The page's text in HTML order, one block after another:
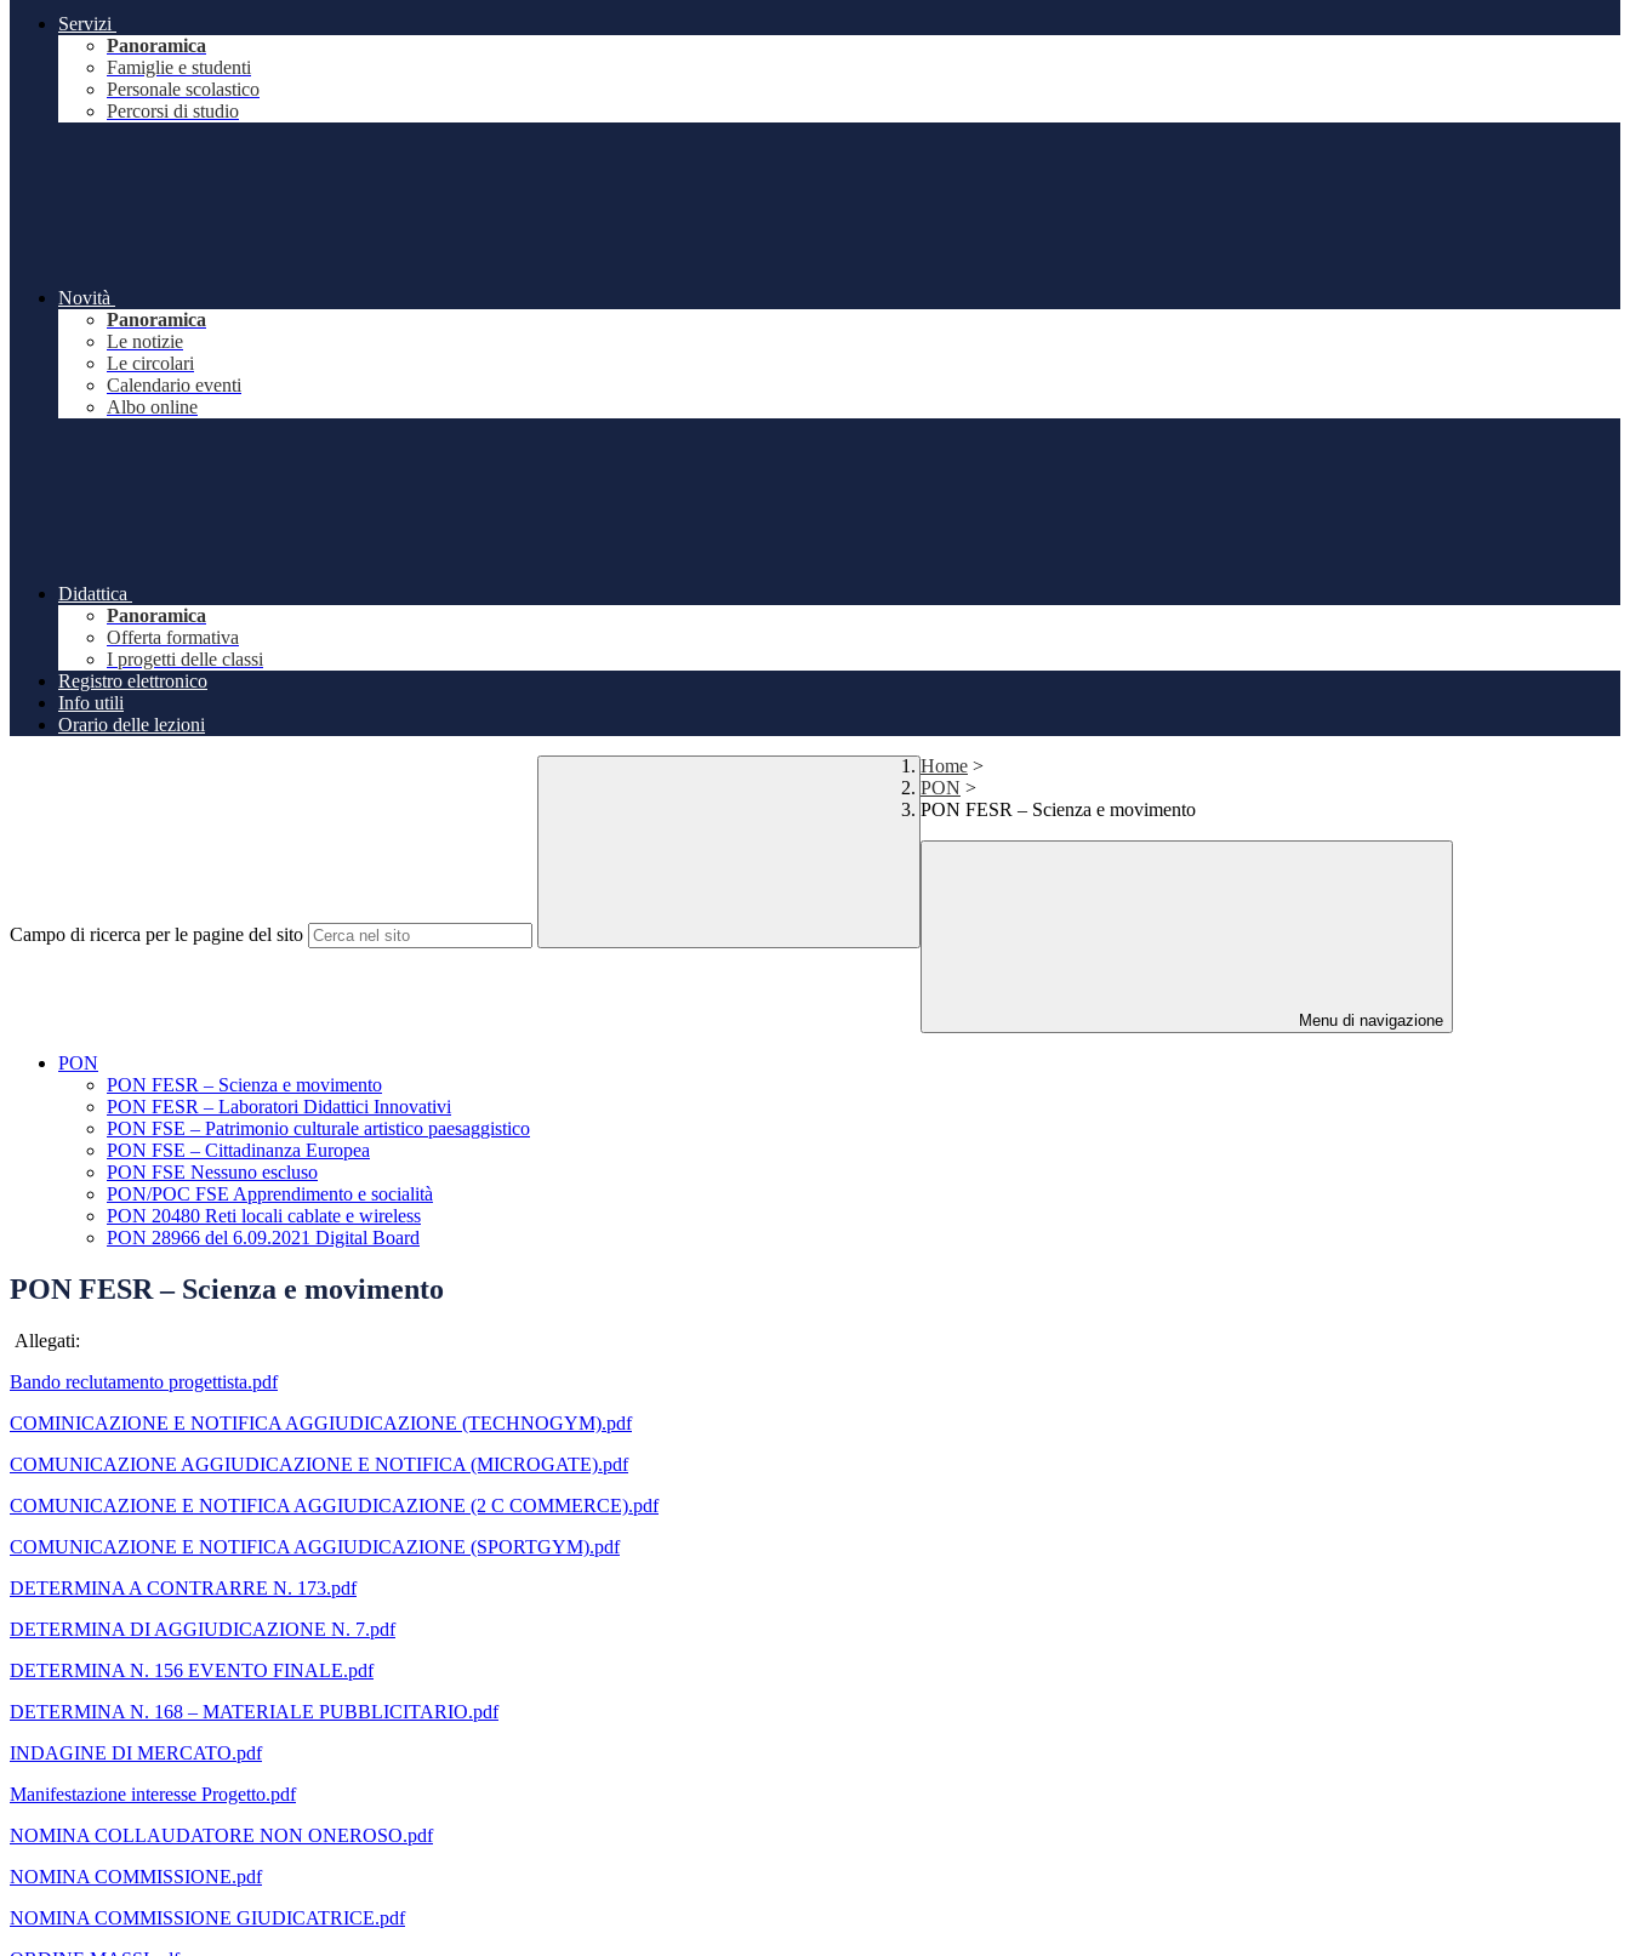
Servizi
Panoramica
Famiglie e studenti
Personale scolastico
Percorsi di studio
Novità
Panoramica
Le notizie
Le circolari
Calendario eventi
Albo online
Didattica
Panoramica
Offerta formativa
I progetti delle classi
Registro elettronico
Info utili
Orario delle lezioni
Campo di ricerca per le pagine del sito
Home >
PON >
PON FESR – Scienza e movimento
Menu di navigazione
PON
PON FESR – Scienza e movimento
PON FESR – Laboratori Didattici Innovativi
PON FSE – Patrimonio culturale artistico paesaggistico
PON FSE – Cittadinanza Europea
PON FSE Nessuno escluso
PON/POC FSE Apprendimento e socialità
PON 20480 Reti locali cablate e wireless
PON 28966 del 6.09.2021 Digital Board
PON FESR – Scienza e movimento
Allegati:
Bando reclutamento progettista.pdf
COMINICAZIONE E NOTIFICA AGGIUDICAZIONE (TECHNOGYM).pdf
COMUNICAZIONE AGGIUDICAZIONE E NOTIFICA (MICROGATE).pdf
COMUNICAZIONE E NOTIFICA AGGIUDICAZIONE (2 C COMMERCE).pdf
COMUNICAZIONE E NOTIFICA AGGIUDICAZIONE (SPORTGYM).pdf
DETERMINA A CONTRARRE N. 173.pdf
DETERMINA DI AGGIUDICAZIONE N. 7.pdf
DETERMINA N. 156 EVENTO FINALE.pdf
DETERMINA N. 168 – MATERIALE PUBBLICITARIO.pdf
INDAGINE DI MERCATO.pdf
Manifestazione interesse Progetto.pdf
NOMINA COLLAUDATORE NON ONEROSO.pdf
NOMINA COMMISSIONE.pdf
NOMINA COMMISSIONE GIUDICATRICE.pdf